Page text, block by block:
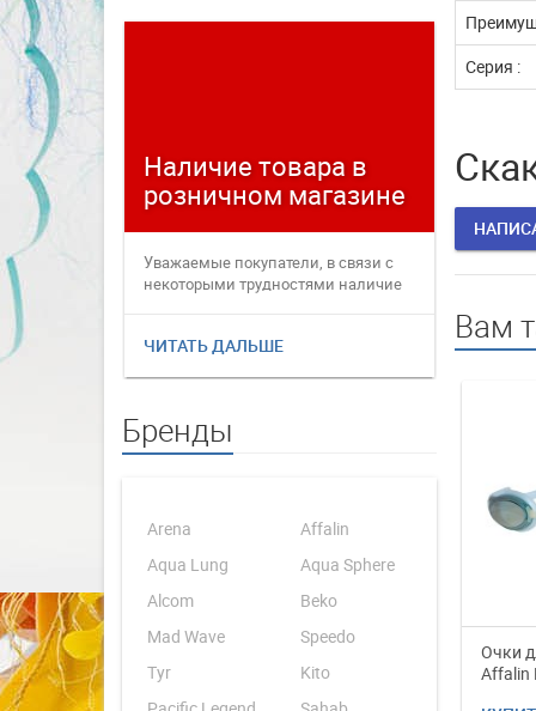
Наличие товара в
розничном магазине
Уважаемые покупатели, в связи с
некоторыми трудностями наличие
ЧИТАТЬ ДАЛЬШЕ ЧИТАТЬ
Бренды
Arena
Affalin
Aqua Lung
Aqua Sphere
Alcom
Beko
Mad Wave
Speedo
Tyr
Kito
Серия :
Вам
Очки
Affalin